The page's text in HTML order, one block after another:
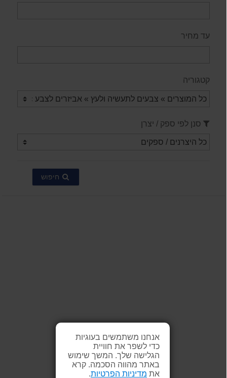
אנחנו משתמשים בעוגיות
כדי לשפר את חוויית
הגלישה שלך. המשך שימוש
באתר מהווה הסכמה. קרא
את מדיניות הפרטיות.
עד מחיר
קטגוריה
סנן לפי ספק / יצרן
חיפוש